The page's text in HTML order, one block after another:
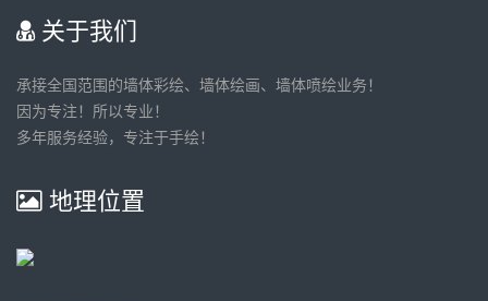
关于我们
承接全国范围的墙体彩绘、墙体绘画、墙体喷绘业务！
因为专注！所以专业！
多年服务经验，专注于手绘！
地理位置